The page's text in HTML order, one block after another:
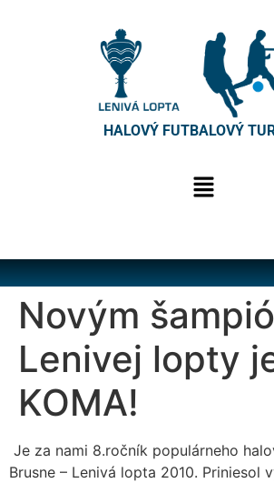
HALOVÝ FUTBALOVÝ
Novým
Lenivej lopty
KOMA!
Je za nami 8.ročník populárneho
Brusne – Lenivá lopta 2010. Priniesol